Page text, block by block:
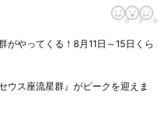
0 0 0
がやってくる！8月11日～15日くら
ウス座流星群』がピークを迎えま